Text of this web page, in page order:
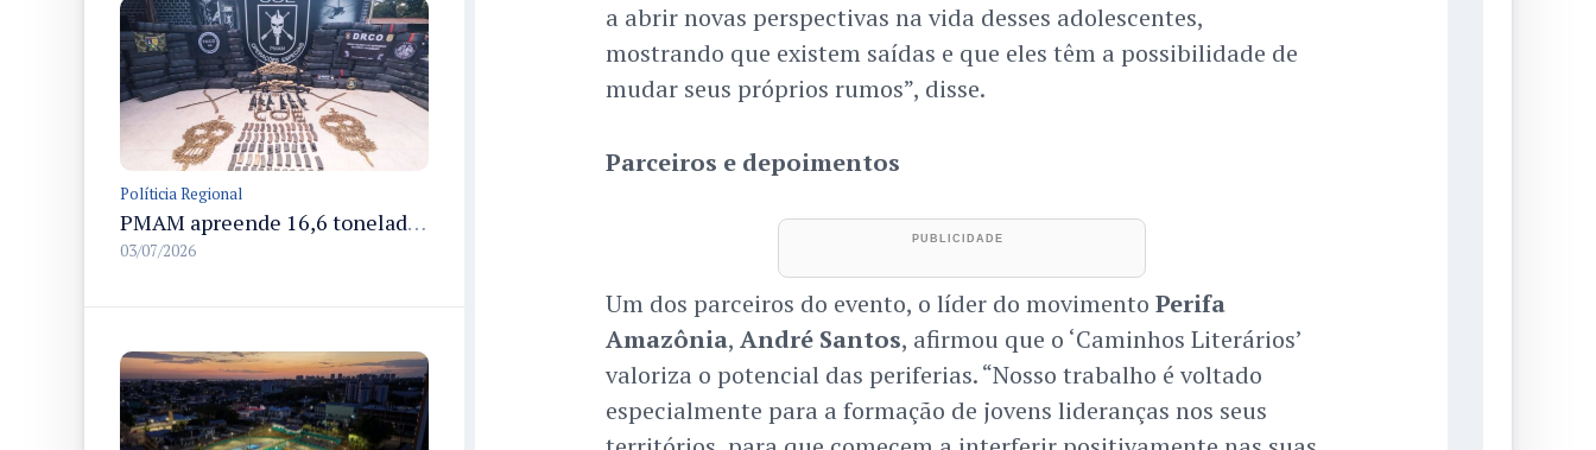
Políticia Regional
PMAM apreende 16,6 toneladas de entorpecentes e registra aumento nas prisões em flagrante e nas capturas de foragidos no primeiro semestre de 2026
03/07/2026
a abrir novas perspectivas na vida desses adolescentes,
mostrando que existem saídas e que eles têm a possibilidade de
mudar seus próprios rumos”, disse.
Parceiros e depoimentos
Um dos parceiros do evento, o líder do movimento Perifa
Amazônia, André Santos, afirmou que o ‘Caminhos Literários’
valoriza o potencial das periferias. “Nosso trabalho é voltado
especialmente para a formação de jovens lideranças nos seus